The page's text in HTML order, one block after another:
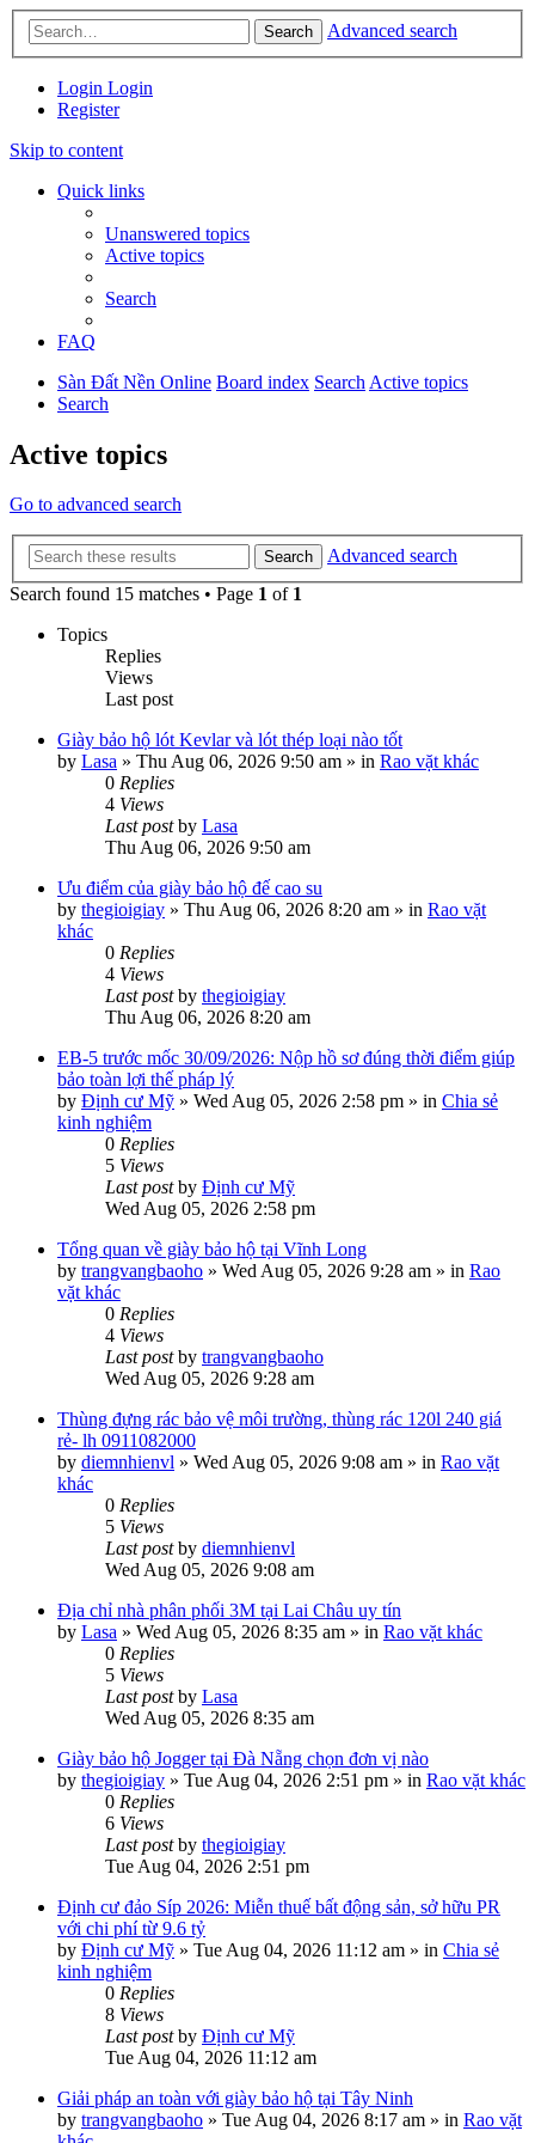
Search Advanced search
Login Login
Register
Skip to content
Quick links
Unanswered topics
Active topics
Search
FAQ
Sàn Đất Nền Online Board index Search Active topics
Search
Active topics
Go to advanced search
Search
Advanced search
Search found 15 matches • Page 1 of 1
Topics
Replies
Views
Last post
Giày bảo hộ lót Kevlar và lót thép loại nào tốt
by Lasa » Thu Aug 06, 2026 9:50 am » in Rao vặt khác
0 Replies
4 Views
Last postby Lasa
Thu Aug 06, 2026 9:50 am
Ưu điểm của giày bảo hộ đế cao su
by thegioigiay » Thu Aug 06, 2026 8:20 am » in Rao vặt
khác
0 Replies
4 Views
Last postby thegioigiay
Thu Aug 06, 2026 8:20 am
EB-5 trước mốc 30/09/2026: Nộp hồ sơ đúng thời điểm giúp
bảo toàn lợi thế pháp lý
by Định cư Mỹ » Wed Aug 05, 2026 2:58 pm » in Chia sẻ
kinh nghiệm
0 Replies
5 Views
Last postby Định cư Mỹ
Wed Aug 05, 2026 2:58 pm
Tổng quan về giày bảo hộ tại Vĩnh Long
by trangvangbaoho » Wed Aug 05, 2026 9:28 am » in Rao
vặt khác
0 Replies
4 Views
Last postby trangvangbaoho
Wed Aug 05, 2026 9:28 am
Thùng đựng rác bảo vệ môi trường, thùng rác 120l 240 giá
rẻ- lh 0911082000
by diemnhienvl » Wed Aug 05, 2026 9:08 am » in Rao vặt
khác
0 Replies
5 Views
Last postby diemnhienvl
Wed Aug 05, 2026 9:08 am
Địa chỉ nhà phân phối 3M tại Lai Châu uy tín
by Lasa » Wed Aug 05, 2026 8:35 am » in Rao vặt khác
0 Replies
5 Views
Last postby Lasa
Wed Aug 05, 2026 8:35 am
Giày bảo hộ Jogger tại Đà Nẵng chọn đơn vị nào
by thegioigiay » Tue Aug 04, 2026 2:51 pm » in Rao vặt khác
0 Replies
6 Views
Last postby thegioigiay
Tue Aug 04, 2026 2:51 pm
Định cư đảo Síp 2026: Miễn thuế bất động sản, sở hữu PR
với chi phí từ 9.6 tỷ
by Định cư Mỹ » Tue Aug 04, 2026 11:12 am » in Chia sẻ
kinh nghiệm
0 Replies
8 Views
Last postby Định cư Mỹ
Tue Aug 04, 2026 11:12 am
Giải pháp an toàn với giày bảo hộ tại Tây Ninh
by trangvangbaoho » Tue Aug 04, 2026 8:17 am » in Rao vặt